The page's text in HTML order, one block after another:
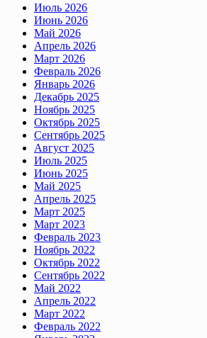
Июль 2026
Июнь 2026
Май 2026
Апрель 2026
Март 2026
Февраль 2026
Январь 2026
Декабрь 2025
Ноябрь 2025
Октябрь 2025
Сентябрь 2025
Август 2025
Июль 2025
Июнь 2025
Май 2025
Апрель 2025
Март 2025
Март 2023
Февраль 2023
Ноябрь 2022
Октябрь 2022
Сентябрь 2022
Май 2022
Апрель 2022
Март 2022
Февраль 2022